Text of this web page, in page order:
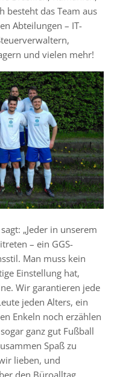
besteht das Team aus
Abteilungen – IT-
und vielen mehr!
„Jeder in unserem
– ein GGS-
Man muss kein
Einstellung hat,
Wir garantieren jede
jeden Alters, ein
Enkeln noch erzählen
ganz gut Fußball
Spaß zu
lieben, und
den Büroalltag